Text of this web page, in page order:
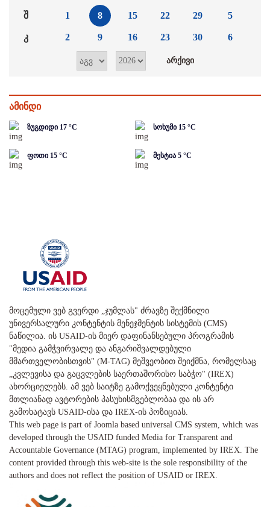
შ
კ
1
2
8
9
15
16
22
23
29
30
5
6
ამინდი
ზუგდიდი 17 °C სოხუმი 15 °C
ფოთი 15 °C მესტია 5 °C
მოცემული ვებ გვერდი „ჯუმლას" ძრავზე შექმნილი
უნივერსალური კონტენტის მენეჯმენტის სისტემის (CMS)
ნაწილია. ის USAID-ის მიერ დაფინანსებული პროგრამის
"მედია გამჭვირვალე და ანგარიშვალდებული
მმართველობისთვის" (M-TAG) მეშვეობით შეიქმნა, რომელსაც
„კვლევისა და გაცვლების საერთაშორისო საბჭო" (IREX)
ახორციელებს. ამ ვებ საიტზე გამოქვეყნებული კონტენტი
მთლიანად ავტორების პასუხისმგებლობაა და ის არ
გამოხატავს USAID-ისა და IREX-ის პოზიციას.
This web page is part of Joomla based universal CMS system, which was
developed through the USAID funded Media for Transparent and
Accountable Governance (MTAG) program, implemented by IREX. The
content provided through this web-site is the sole responsibility of the
authors and does not reflect the position of USAID or IREX.